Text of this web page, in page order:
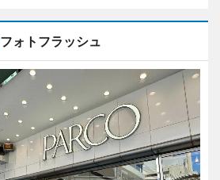
フォトフラッシュ